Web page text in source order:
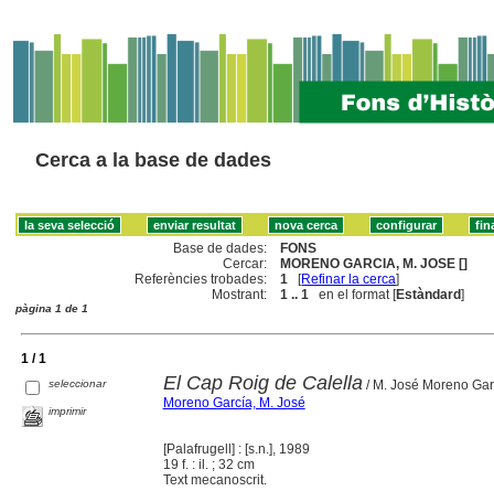
Cerca a la base de dades
Base de dades:
FONS
Cercar:
MORENO GARCIA, M. JOSE []
Referències trobades:
1 [Refinar la cerca]
Mostrant:
1 .. 1 en el format [Estàndard]
pàgina 1 de 1
1 / 1
seleccionar
imprimir
El Cap Roig de Calella/ M. José Moreno
Moreno García, M. José
[Palafrugell] : [s.n.], 1989
19 f. : il. ; 32 cm
Text mecanoscrit.